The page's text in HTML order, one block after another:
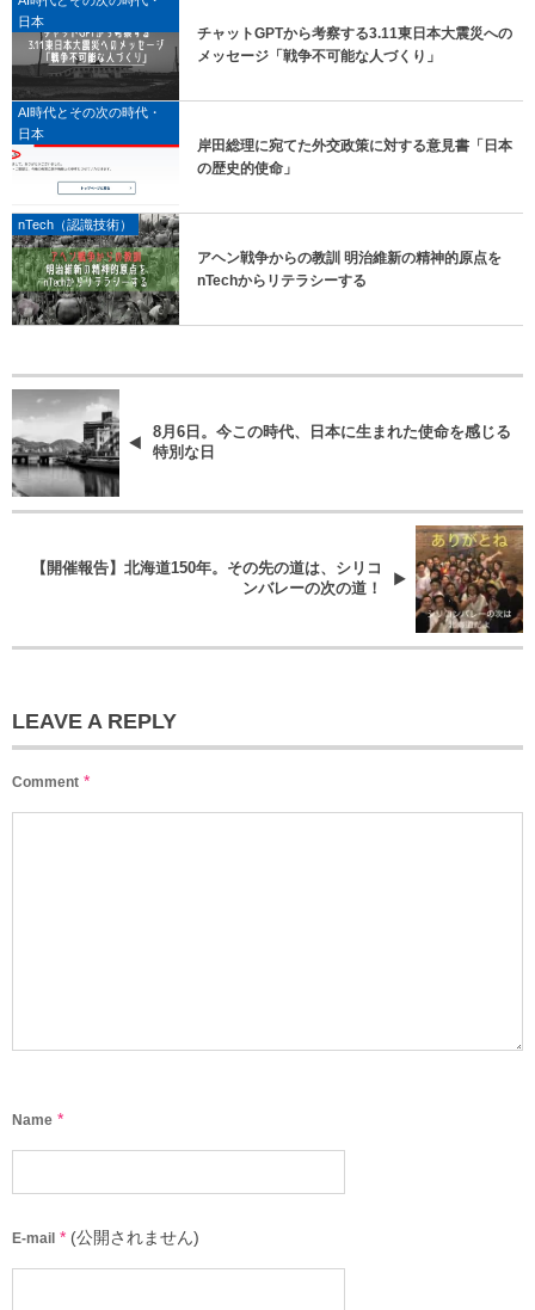
日本
チャットGPTから考察する3.11東日本大震災への
メッセージ「戦争不可能な人づくり」
AI時代とその次の時代・
日本
岸田総理に宛てた外交政策に対する意見書「日本
の歴史的使命」
nTech（認識技術）
アヘン戦争からの教訓 明治維新の精神的原点を
nTechからリテラシーする
8月6日。今この時代、日本に生まれた使命を感じる
特別な日
【開催報告】北海道150年。その先の道は、シリコ
ンバレーの次の道！
LEAVE A REPLY
Comment *
Name *
E-mail * (公開されません)